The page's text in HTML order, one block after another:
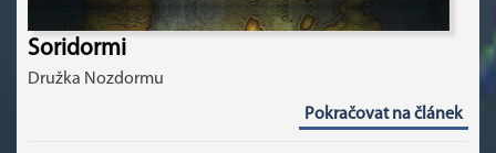
Soridormi
Družka Nozdormu
Pokračovat na článek